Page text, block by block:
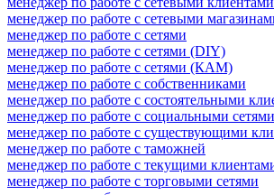
менеджер по работе с сетевыми
менеджер по работе с сетями
менеджер по работе с сетями (DIY)
менеджер по работе с сетями (КАМ)
менеджер по работе с собственниками
менеджер по работе с состоятельными
менеджер по работе с социальными сетями
менеджер по работе с существующими
менеджер по работе с таможней
менеджер по работе с текущими
менеджер по работе с торговыми сетями